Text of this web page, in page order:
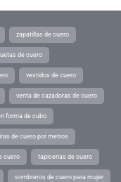
zapatillas de cuero
de cuero
vestidos de cuero
venta de cazadoras de cuero
forma de cubo
de cuero por metros
cuero tapicerias de cuero
sombreros de cuero para mujer